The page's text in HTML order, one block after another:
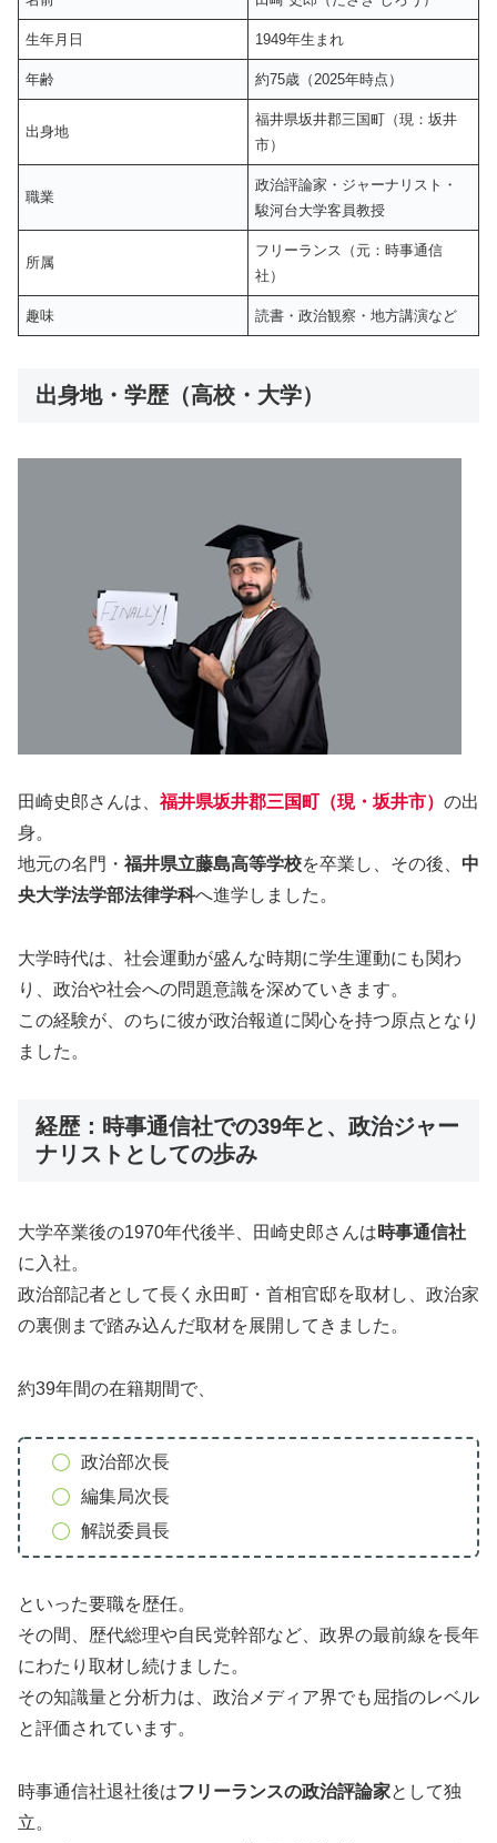
生年月日 1949年生まれ
年齢 約75歳（2025年時点）
出身地
福井県坂井郡三国町（現：坂井
市）
職業
政治評論家・ジャーナリスト・
駿河台大学客員教授
所属
フリーランス（元：時事通信
社）
趣味 読書・政治観察・地方講演など
出身地・学歴（高校・大学）
田崎史郎さんは、福井県坂井郡三国町（現・坂井市） の出
身。
地元の名門・ 福井県立藤島高等学校を卒業し、その後、 中
央大学法学部法律学科へ進学しました。
大学時代は、社会運動が盛んな時期に学生運動にも関わ
り、政治や社会への問題意識を深めていきます。
この経験が、のちに彼が政治報道に関心を持つ原点となり
ました。
経歴：時事通信社での39年と、政治ジャー
ナリストとしての歩み
大学卒業後の1970年代後半、田崎史郎さんは時事通信社
に入社。
政治部記者として長く永田町・首相官邸を取材し、政治家
の裏側まで踏み込んだ取材を展開してきました。
約39年間の在籍期間で、
政治部次長
編集局次長
解説委員長
といった要職を歴任。
その間、歴代総理や自民党幹部など、政界の最前線を長年
にわたり取材し続けました。
その知識量と分析力は、政治メディア界でも屈指のレベル
と評価されています。
時事通信社退社後はフリーランスの政治評論家として独
立。